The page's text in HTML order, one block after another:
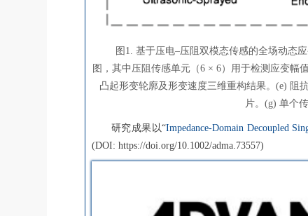
图1. 基于压电–压阻双模态传感的全场动态
图，其中压阻传感单元（6 × 6）用于检测应变幅
凸起形变轮廓及形变速度三维重构结果。(e) 阻
片。(g) 单个
研究成果以“Impedance-Domain Decoupled
(DOI: https://doi.org/10.1002/adma.73557)